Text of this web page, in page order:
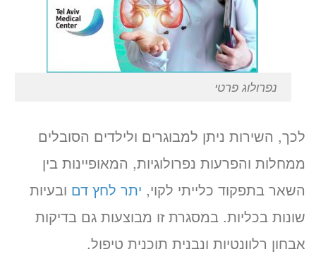
נפרולוג פרטי
לכך, השירות ניתן למבוגרים ולילדים הסובלים
ממחלות והפרעות נפרולוגיות, המאופיינות בין
השאר בתפקוד כלייתי לקוי, יתר לחץ דם ובעיות
שונות בכליות. במסגרת זו מבוצעות גם בדיקות
אבחון רלוונטיות ונבנית תוכנית טיפול.